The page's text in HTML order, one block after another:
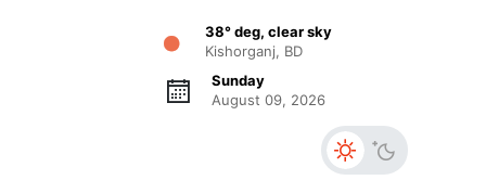
38° deg, clear sky
Kishorganj, BD
Sunday
August 09, 2026